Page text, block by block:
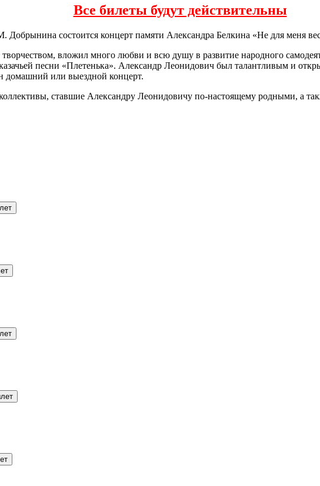
Все билеты будут действительны
Добрынина состоится концерт памяти Александра Белкина «Не для меня
вложил много любви и всю душу в развитие народного
казачьей песни «Плетенька». Александр Леонидович был талантливым и
домашний или выездной концерт.
коллективы, ставшие Александру Леонидовичу по-настоящему родными, а